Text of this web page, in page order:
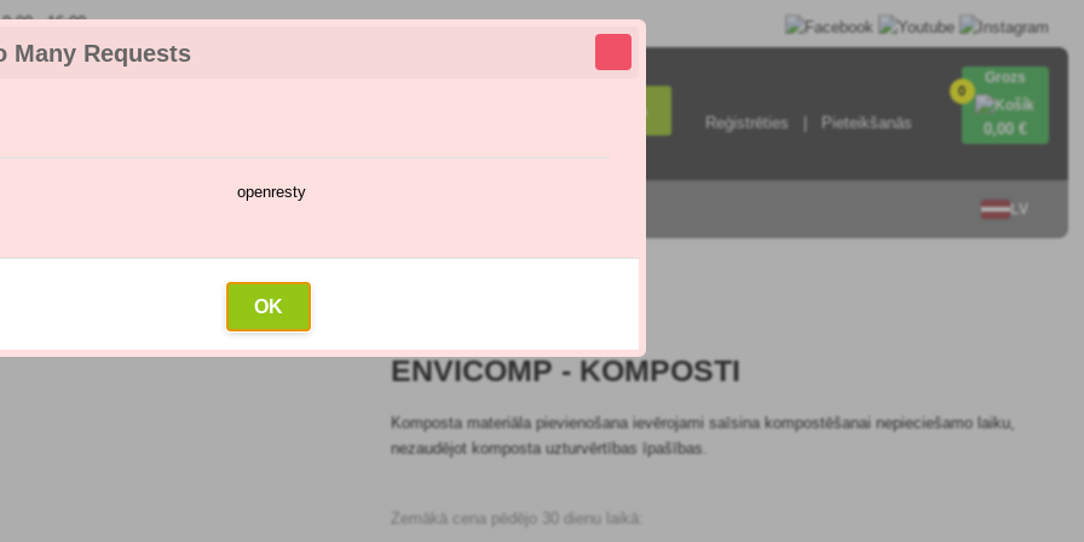
Many Requests
openresty
OK
- 16:00
Meklēšana
Reģistrēties Pieteikšanās
0
Grozs
0,00 €
LV
ENVICOMP - KOMPOSTI
Komposta materiāla pievienošana ievērojami saīsina kompostēšanai nepieciešamo laiku,
nezaudējot komposta uzturvērtības īpašības.
Zemākā cena pēdējo 30 dienu laikā: